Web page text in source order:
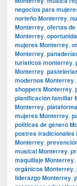
negocios para
norteño Monterrey,
Monterrey, ofertas
Monterrey,
mujeres Monterrey,
Monterrey,
turísticos monterrey,
Monterrey,
modernos Monterrey,
shoppers Monterrey,
planificación familiar
Monterrey,
mujeres Monterrey,
políticas de género
postres tradicionales
Monterrey,
musical Monterrey,
maquillaje Monterrey,
orgánicos Monterrey,
liderazgo Monterrey,